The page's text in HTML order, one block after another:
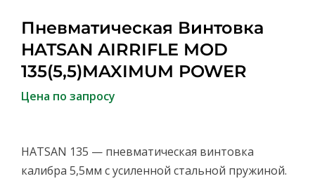
Пневматическая Винтовка
HATSAN AIRRIFLE MOD
135(5,5)MAXIMUM POWER
Цена по запросу
HATSAN 135 — пневматическая винтовка
калибра 5,5мм с усиленной стальной пружиной.